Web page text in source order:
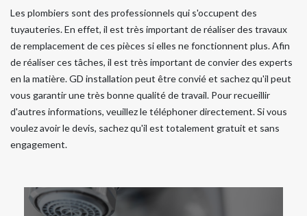
Les plombiers sont des professionnels qui s'occupent des
tuyauteries. En effet, il est très important de réaliser des travaux
de remplacement de ces pièces si elles ne fonctionnent plus. Afin
de réaliser ces tâches, il est très important de convier des experts
en la matière. GD installation peut être convié et sachez qu'il peut
vous garantir une très bonne qualité de travail. Pour recueillir
d'autres informations, veuillez le téléphoner directement. Si vous
voulez avoir le devis, sachez qu'il est totalement gratuit et sans
engagement.